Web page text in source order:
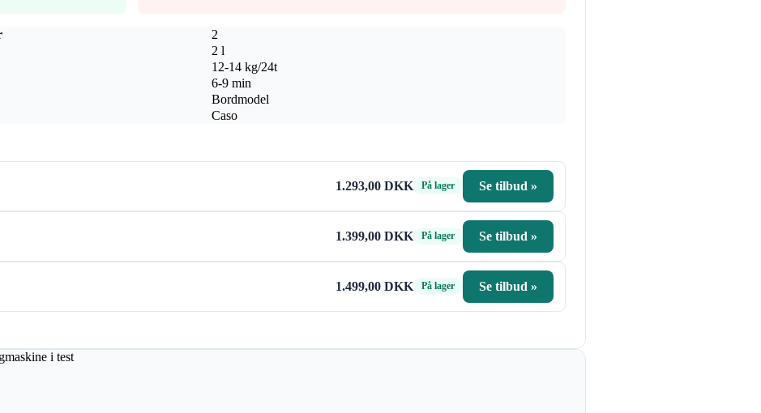
2
2 l
12-14 kg/24t
6-9 min
Bordmodel
Caso
1.293,00 DKK På lager Se tilbud »
1.399,00 DKK På lager Se tilbud »
1.499,00 DKK På lager Se tilbud »